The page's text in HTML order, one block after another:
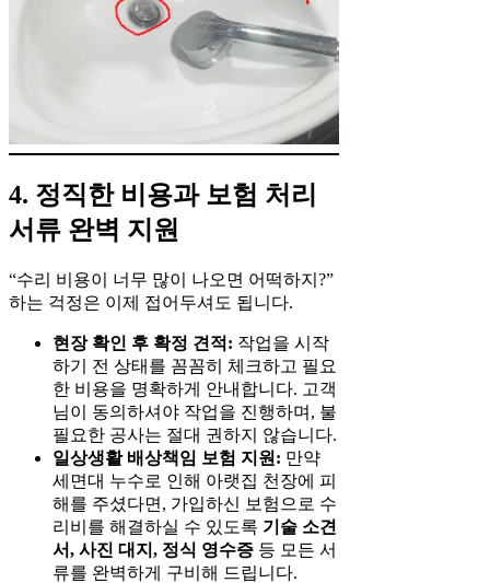
4. 정직한 비용과 보험 처리
서류 완벽 지원
“수리 비용이 너무 많이 나오면 어떡하지?”
하는 걱정은 이제 접어두셔도 됩니다.
현장 확인 후 확정 견적: 작업을 시작
하기 전 상태를 꼼꼼히 체크하고 필요
한 비용을 명확하게 안내합니다. 고객
님이 동의하셔야 작업을 진행하며, 불
필요한 공사는 절대 권하지 않습니다.
일상생활 배상책임 보험 지원: 만약
세면대 누수로 인해 아랫집 천장에 피
해를 주셨다면, 가입하신 보험으로 수
리비를 해결하실 수 있도록 기술 소견
서, 사진 대지, 정식 영수증 등 모든 서
류를 완벽하게 구비해 드립니다.